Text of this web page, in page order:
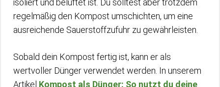
regelmäßig den Kompost umschichten, um eine
ausreichende Sauerstoffzufuhr zu gewährleisten.
Sobald dein Kompost fertig ist, kann er als
wertvoller Dünger verwendet werden. In unserem
Artikel Kompost als Dünger: So nutzt du deine